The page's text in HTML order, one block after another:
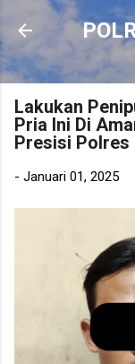
Lakukan
Pria Ini Di
Presisi Polres
- Januari 01, 2025